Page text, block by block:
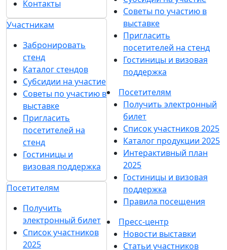
Контакты
Участникам
Забронировать
стенд
Каталог стендов
Субсидии на участие
Советы по участию в
выставке
Пригласить
посетителей на
стенд
Гостиницы и
визовая поддержка
Посетителям
Получить
электронный билет
Список участников
2025
Советы по участию в
выставке
Пригласить
посетителей на стенд
Гостиницы и визовая
поддержка
Посетителям
Получить электронный
билет
Список участников 2025
Каталог продукции 2025
Интерактивный план
2025
Гостиницы и визовая
поддержка
Правила посещения
Пресс-центр
Новости выставки
Статьи участников